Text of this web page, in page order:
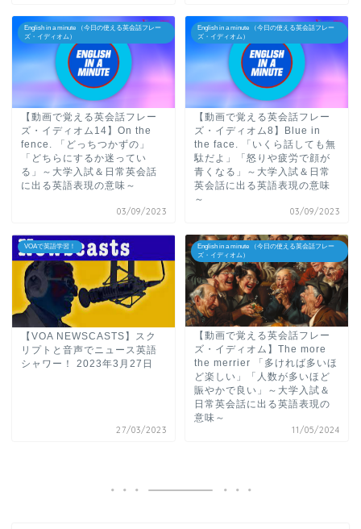
English in a minute （今日の使える英会話フレー
ズ・イディオム）
【動画で覚える英会話フレー
ズ・イディオム14】On the
fence. 「どっちつかずの」
「どちらにするか迷ってい
る」～大学入試＆日常英会話
に出る英語表現の意味～
03/09/2023
English in a minute （今日の使える英会話フレー
ズ・イディオム）
【動画で覚える英会話フレー
ズ・イディオム8】Blue in
the face. 「いくら話しても無
駄だよ」「怒りや疲労で顔が
青くなる」～大学入試＆日常
英会話に出る英語表現の意味
～
03/09/2023
VOAで英語学習！
【VOA NEWSCASTS】スク
リプトと音声でニュース英語
シャワー！ 2023年3月27日
27/03/2023
English in a minute （今日の使える英会話フレー
ズ・イディオム）
【動画で覚える英会話フレー
ズ・イディオム】The more
the merrier 「多ければ多いほ
ど楽しい」「人数が多いほど
賑やかで良い」～大学入試＆
日常英会話に出る英語表現の
意味～
11/05/2024